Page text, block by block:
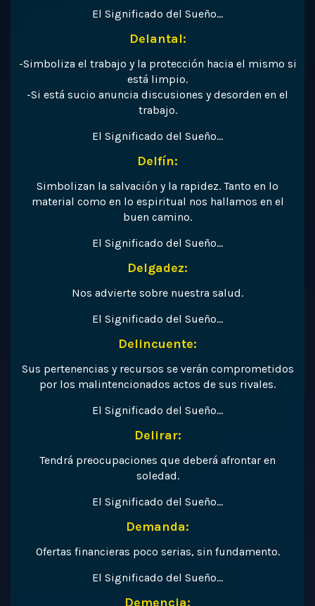
El Significado del Sueño…
Delantal:
-Simboliza el trabajo y la protección hacia el mismo si
está limpio.
-Si está sucio anuncia discusiones y desorden en el
trabajo.
El Significado del Sueño…
Delfín:
Simbolizan la salvación y la rapidez. Tanto en lo
material como en lo espiritual nos hallamos en el
buen camino.
El Significado del Sueño…
Delgadez:
Nos advierte sobre nuestra salud.
El Significado del Sueño…
Delincuente:
Sus pertenencias y recursos se verán comprometidos
por los malintencionados actos de sus rivales.
El Significado del Sueño…
Delirar:
Tendrá preocupaciones que deberá afrontar en
soledad.
El Significado del Sueño…
Demanda:
Ofertas financieras poco serias, sin fundamento.
El Significado del Sueño…
Demencia: